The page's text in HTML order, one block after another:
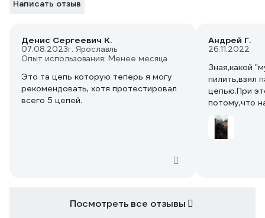
Написать отзыв
Денис Сергеевич К.
07.08.2023г. Ярославль
Опыт использования: Менее месяца
Это та цепь которую теперь я могу
рекомендовать, хотя протестировал
всего 5 цепей.
Андрей Г.
26.11.2022
Зная,какой
пилить,взял
цепью.При
потому,что
погнуло
там сам
натяжкой.
Посмотреть все отзывы